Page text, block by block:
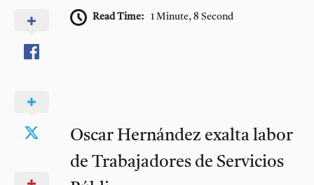
Read Time: 1 Minute, 8 Second
Oscar Hernández exalta labor
de Trabajadores de Servicios